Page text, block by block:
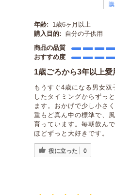
年齢:
1歳6ヶ月以上
購入目的:
自分の子供用
商品の品質
おすすめ度
1歳ごろから3年以上愛
もうすぐ4歳になる男女
したタイミングからずっ
ます。おかげで少し小さ
重もど真ん中の標準で、
育っています。毎朝飲ん
ほどずっと大好きです。
役に立った 0